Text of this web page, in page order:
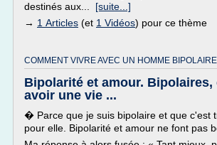
destinés aux... [suite...]
→ 1 Articles (et 1 Vidéos) pour ce thème
COMMENT VIVRE AVEC UN HOMME
Bipolarité et amour. Bipolaires,
avoir une vie ...
� Parce que je suis bipolaire et que c'est
pour elle. Bipolarité et amour ne font pas